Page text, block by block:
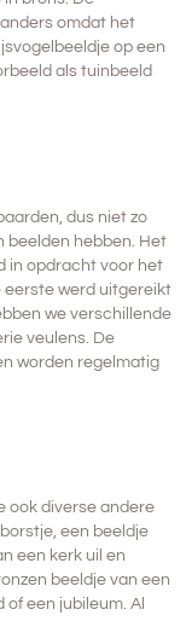
omdat het
op een
als tuinbeeld
dus niet zo
hebben. Het
in opdracht voor het
eerste werd uitgereikt
we verschillende
veulens. De
worden regelmatig
ook diverse andere
een beeldje
een kerk uil en
beeldje van een
een jubileum. Al